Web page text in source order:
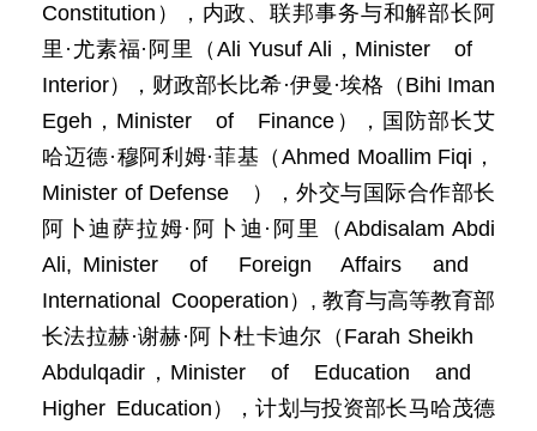
Constitution），内政、联邦事务与和解部长阿
里·尤素福·阿里（Ali Yusuf Ali，Minister of
Interior），财政部长比希·伊曼·埃格（Bihi Iman
Egeh，Minister of Finance），国防部长艾
哈迈德·穆阿利姆·菲基（Ahmed Moallim Fiqi，
Minister of Defense ），外交与国际合作部长
阿卜迪萨拉姆·阿卜迪·阿里（Abdisalam Abdi
Ali, Minister of Foreign Affairs and
International Cooperation）, 教育与高等教育部
长法拉赫·谢赫·阿卜杜卡迪尔（Farah Sheikh
Abdulqadir，Minister of Education and
Higher Education），计划与投资部长马哈茂德